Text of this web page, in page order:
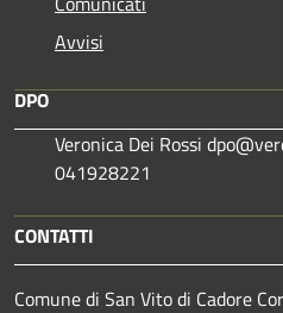
Avvisi
DPO
Veronica Dei Rossi
041928221
CONTATTI
Comune di San Vito di Cadore